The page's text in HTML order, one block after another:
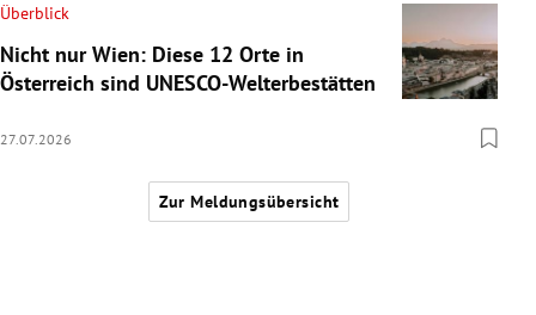
Überblick
Nicht nur Wien: Diese 12 Orte in
Österreich sind UNESCO-Welterbestätten
27.07.2026
Zur Meldungsübersicht